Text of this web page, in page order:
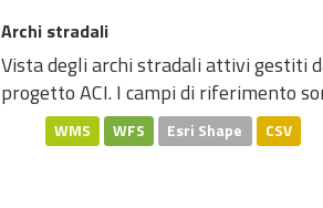
Archi stradali
Vista degli archi stradali attivi gestiti
progetto ACI. I campi di riferimento
WMS WFS Esri Shape CSV